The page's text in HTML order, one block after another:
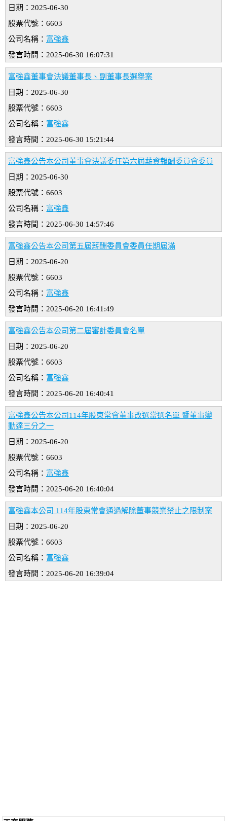
日期：2025-06-30
股票代號：6603
公司名稱： 富強鑫
發言時間：2025-06-30 16:07:31
富強鑫董事會決議董事長、副董事長選舉案
日期：2025-06-30
股票代號：6603
公司名稱： 富強鑫
發言時間：2025-06-30 15:21:44
富強鑫公告本公司董事會決議委任第六屆薪資報酬委員會委員
日期：2025-06-30
股票代號：6603
公司名稱： 富強鑫
發言時間：2025-06-30 14:57:46
富強鑫公告本公司第五屆薪酬委員會委員任期屆滿
日期：2025-06-20
股票代號：6603
公司名稱： 富強鑫
發言時間：2025-06-20 16:41:49
富強鑫公告本公司第二屆審計委員會名單
日期：2025-06-20
股票代號：6603
公司名稱： 富強鑫
發言時間：2025-06-20 16:40:41
富強鑫公告本公司114年股東常會董事改選當選名單 暨董事變
動達三分之一
日期：2025-06-20
股票代號：6603
公司名稱： 富強鑫
發言時間：2025-06-20 16:40:04
富強鑫本公司 114年股東常會通過解除董事競業禁止之限制案
日期：2025-06-20
股票代號：6603
公司名稱： 富強鑫
發言時間：2025-06-20 16:39:04